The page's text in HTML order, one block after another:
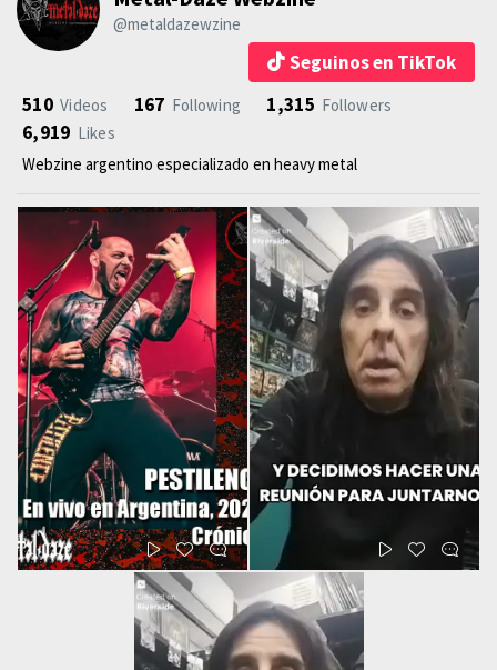
@metaldazewzine
Seguinos en TikTok
510 Videos 167 Following 1,315 Followers
6,919 Likes
Webzine argentino especializado en heavy metal